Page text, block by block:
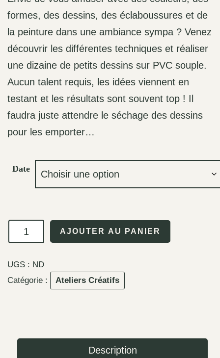
formes, des dessins, des éclaboussures et de
la peinture dans une ambiance sympa ? Venez
découvrir les différentes techniques et réaliser
une dizaine de petits dessins sur PVC souple.
Aucun talent requis, les idées viennent en
testant et les résultats sont souvent top ! Il
faudra juste attendre le séchage des dessins
pour les emporter…
Date
quantité
de
sur
AJOUTER AU PANIER
UGS : ND
Catégorie :
Ateliers Créatifs
Description